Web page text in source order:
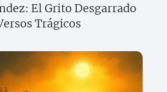
El Grito Desgarrado
Trágicos